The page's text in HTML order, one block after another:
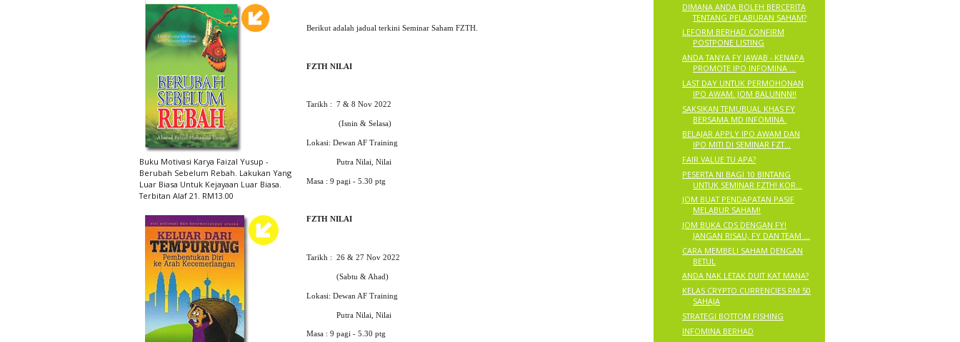
Buku Motivasi Karya Faizal Yusup -
Berubah Sebelum Rebah. Lakukan Yang
Luar Biasa Untuk Kejayaan Luar Biasa.
Terbitan Alaf 21. RM13.00
Berikut adalah jadual terkini Seminar Saham FZTH.
FZTH NILAI
Tarikh : 7 & 8 Nov 2022
(Isnin & Selasa)
Lokasi: Dewan AF Training
Putra Nilai, Nilai
Masa : 9 pagi - 5.30 ptg
FZTH NILAI
Tarikh : 26 & 27 Nov 2022
(Sabtu & Ahad)
Lokasi: Dewan AF Training
Putra Nilai, Nilai
Masa : 9 pagi - 5.30 ptg
DIMANA ANDA BOLEH BERCERITA
TENTANG PELABURAN SAHAM?
LEFORM BERHAD CONFIRM
POSTPONE LISTING
ANDA TANYA FY JAWAB - KENAPA
PROMOTE IPO INFOMINA ...
LAST DAY UNTUK PERMOHONAN
IPO AWAM. JOM BALUNNN!!
SAKSIKAN TEMUBUAL KHAS FY
BERSAMA MD INFOMINA.
BELAJAR APPLY IPO AWAM DAN
IPO MITI DI SEMINAR FZT...
FAIR VALUE TU APA?
PESERTA NI BAGI 10 BINTANG
UNTUK SEMINAR FZTH! KOR...
JOM BUAT PENDAPATAN PASIF
MELABUR SAHAM!
JOM BUKA CDS DENGAN FY!
JANGAN RISAU, FY DAN TEAM ...
CARA MEMBELI SAHAM DENGAN
BETUL
ANDA NAK LETAK DUIT KAT MANA?
KELAS CRYPTO CURRENCIES RM 50
SAHAJA
STRATEGI BOTTOM FISHING
INFOMINA BERHAD